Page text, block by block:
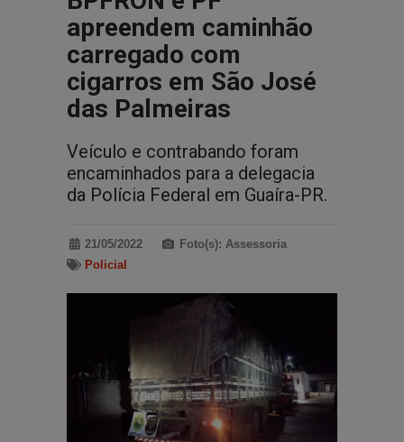
apreendem caminhão
carregado com
cigarros em São José
das Palmeiras
Veículo e contrabando foram
encaminhados para a delegacia
da Polícia Federal em Guaíra-PR.
21/05/2022
Foto(s): Assessoria
Policial